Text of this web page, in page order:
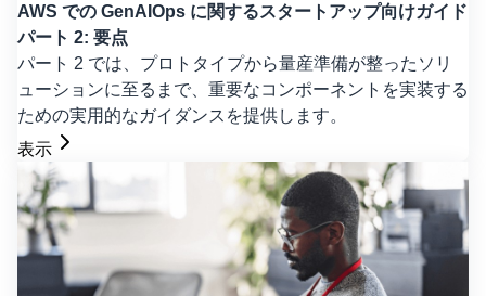
AWS での GenAIOps に関するスタートアップ向けガイド
パート 2: 要点
パート 2 では、プロトタイプから量産準備が整ったソリ
ューションに至るまで、重要なコンポーネントを実装する
ための実用的なガイダンスを提供します。
表示